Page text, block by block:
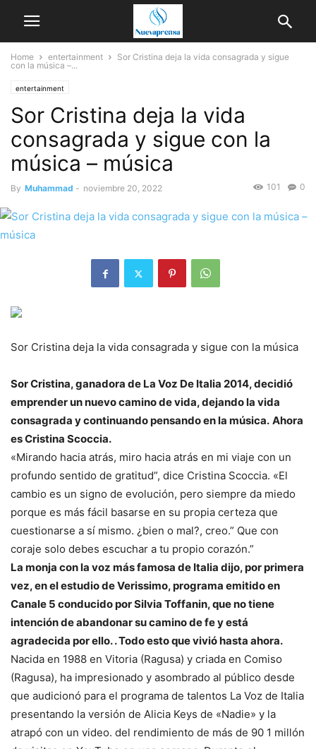
Home entertainment
Sor Cristina deja la vida consagrada y sigue
con la música –...
entertainment
Sor Cristina deja la vida
consagrada y sigue con la
música – música
By Muhammad - noviembre 20, 2022 0
101
Sor Cristina deja la vida consagrada y sigue con la música
Sor Cristina, ganadora de La Voz De Italia 2014, decidió
emprender un nuevo camino de vida, dejando la vida
consagrada y continuando pensando en la música. Ahora
es Cristina Scoccia.
«Mirando hacia atrás, miro hacia atrás en mi viaje con un
profundo sentido de gratitud”, dice Cristina Scoccia. «El
cambio es un signo de evolución, pero siempre da miedo
porque es más fácil basarse en su propia certeza que
cuestionarse a sí mismo. ¿bien o mal?, creo.” Que con
coraje solo debes escuchar a tu propio corazón.”
La monja con la voz más famosa de Italia dijo, por primera
vez, en el estudio de Verissimo, programa emitido en
Canale 5 conducido por Silvia Toffanin, que no tiene
intención de abandonar su camino de fe y está
agradecida por ello. . Todo esto que vivió hasta ahora.
Nacida en 1988 en Vitoria (Ragusa) y criada en Comiso
(Ragusa), ha impresionado y asombrado al público desde
que audicionó para el programa de talentos La Voz de Italia
presentando la versión de Alicia Keys de «Nadie» y la
atrapó con un video. del rendimiento de más de 90 1 millón